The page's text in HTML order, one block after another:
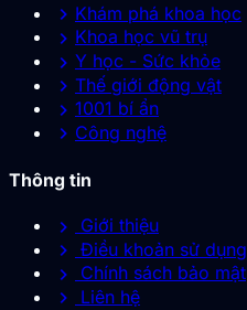
chevron_right Khám phá khoa học
chevron_right Khoa học vũ trụ
chevron_right Y học - Sức khỏe
chevron_right Thế giới động vật
chevron_right 1001 bí ẩn
chevron_right Công nghệ
Thông tin
chevron_right Giới thiệu
chevron_right Điều khoản sử dụng
chevron_right Chính sách bảo mật
chevron_right Liên hệ